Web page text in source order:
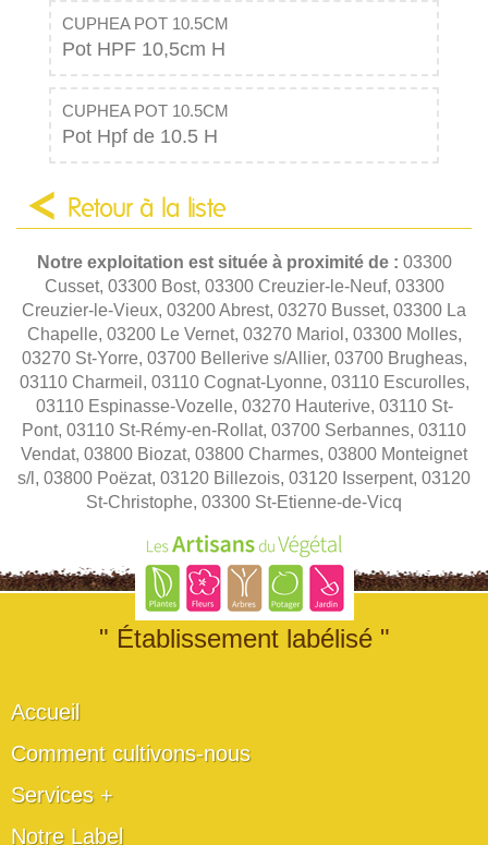
CUPHEA POT 10.5CM
Pot HPF 10,5cm H
CUPHEA POT 10.5CM
Pot Hpf de 10.5 H
Retour à la liste
Notre exploitation est située à proximité de : 03300
Cusset, 03300 Bost, 03300 Creuzier-le-Neuf, 03300
Creuzier-le-Vieux, 03200 Abrest, 03270 Busset, 03300 La
Chapelle, 03200 Le Vernet, 03270 Mariol, 03300 Molles,
03270 St-Yorre, 03700 Bellerive s/Allier, 03700 Brugheas,
03110 Charmeil, 03110 Cognat-Lyonne, 03110 Escurolles,
03110 Espinasse-Vozelle, 03270 Hauterive, 03110 St-
Pont, 03110 St-Rémy-en-Rollat, 03700 Serbannes, 03110
Vendat, 03800 Biozat, 03800 Charmes, 03800 Monteignet
s/l, 03800 Poëzat, 03120 Billezois, 03120 Isserpent, 03120
St-Christophe, 03300 St-Etienne-de-Vicq
" Établissement labélisé "
Accueil
Comment cultivons-nous
Services +
Notre Label